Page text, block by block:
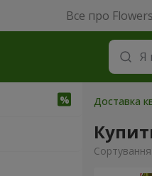
Все про
Доставка
Сортування: